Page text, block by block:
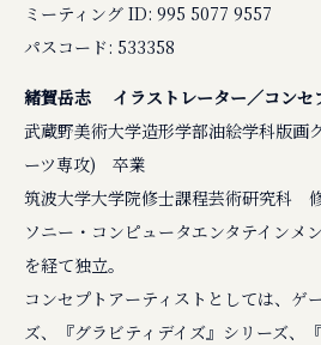
ミーティング ID: 995 5077 9557
パスコード: 533358
緒賀岳志 イラストレーター／コンセ
武蔵野美術大学造形学部油絵学科版画
ーツ専攻) 卒業
筑波大学大学院修士課程芸術研究科
ソニー・コンピュータエンタテイン
を経て独立。
コンセプトアーティストとしては、ゲ
ズ、『グラビティデイズ』シリーズ、